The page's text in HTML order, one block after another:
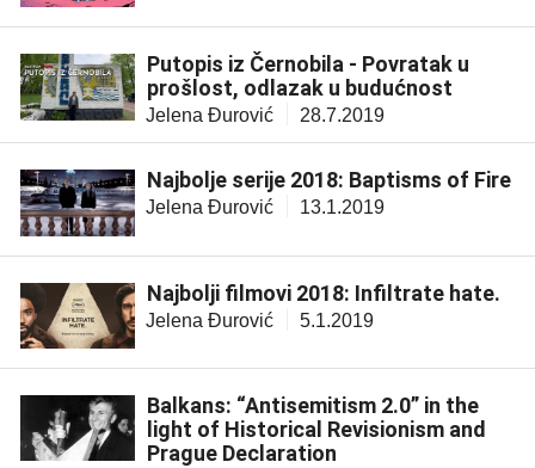
Putopis iz Černobila - Povratak u
prošlost, odlazak u budućnost
Jelena Đurović 28.7.2019
Najbolje serije 2018: Baptisms of Fire
Jelena Đurović 13.1.2019
Najbolji filmovi 2018: Infiltrate hate.
Jelena Đurović 5.1.2019
Balkans: “Antisemitism 2.0” in the
light of Historical Revisionism and
Prague Declaration